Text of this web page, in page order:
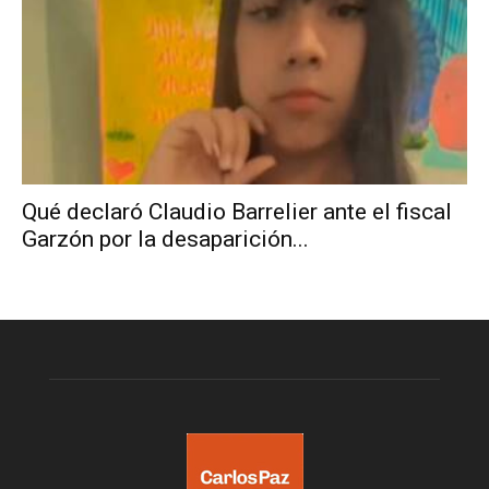
Qué declaró Claudio Barrelier ante el fiscal
Garzón por la desaparición...